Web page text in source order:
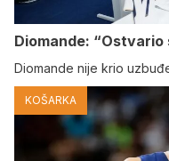
Diomande: “Ostvario
Diomande nije krio
KOŠARKA